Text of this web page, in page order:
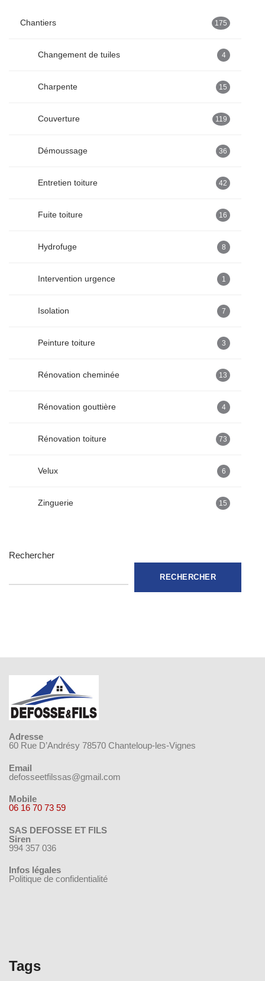
Chantiers 175
Changement de tuiles 4
Charpente 15
Couverture 119
Démoussage 36
Entretien toiture 42
Fuite toiture 16
Hydrofuge 8
Intervention urgence 1
Isolation 7
Peinture toiture 3
Rénovation cheminée 13
Rénovation gouttière 4
Rénovation toiture 73
Velux 6
Zinguerie 15
Rechercher
RECHERCHER
Adresse
60 Rue D’Andrésy 78570 Chanteloup-les-Vignes
Email
defosseetfilssas@gmail.com
Mobile
06 16 70 73 59
SAS DEFOSSE ET FILS
Siren
994 357 036
Infos légales
Politique de confidentialité
Tags